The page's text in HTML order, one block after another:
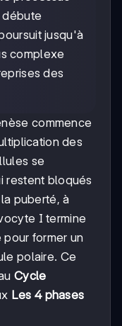
débute
jusqu'à
complexe
des
commence
des
se
restent bloqués
puberté, à
I termine
former un
polaire. Ce
Cycle
Les 4 phases